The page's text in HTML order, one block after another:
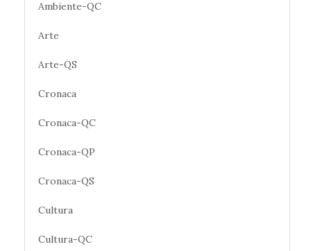
Ambiente-QC
Arte
Arte-QS
Cronaca
Cronaca-QC
Cronaca-QP
Cronaca-QS
Cultura
Cultura-QC